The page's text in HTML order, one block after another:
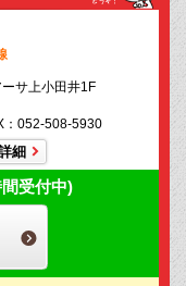
サ上小田井1F
052-508-5930
細
受付中)